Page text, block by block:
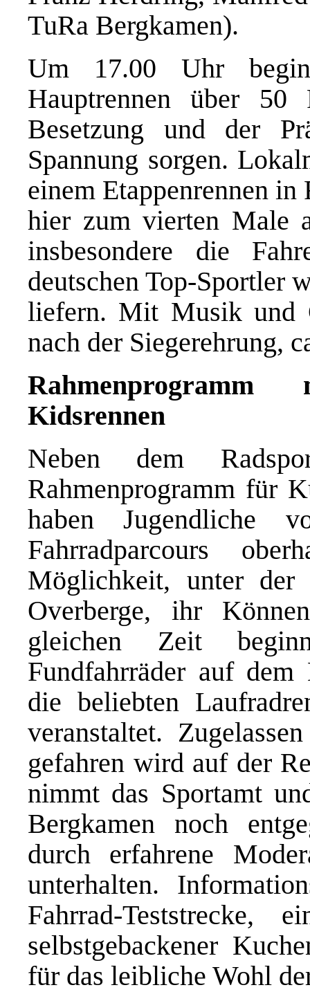
TuRa Bergkamen).
Um 17.00 Uhr
Hauptrennen über
Besetzung und der
Spannung sorgen.
einem Etappenrennen
hier zum vierten Male
insbesondere die
deutschen Top-Sportler
liefern. Mit Musik und
nach der Siegerehrung,
Kidsrennen
Neben dem
Rahmenprogramm für
haben Jugendliche
Fahrradparcours
Möglichkeit, unter der
Overberge, ihr
gleichen Zeit
Fundfahrräder auf
die beliebten
veranstaltet.
gefahren wird auf der
nimmt das Sportamt
Bergkamen noch
durch erfahrene
unterhalten.
Fahrrad-Teststrecke,
selbstgebackener
für das leibliche Wohl